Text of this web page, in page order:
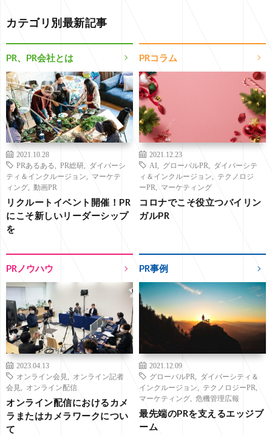
カテゴリ別最新記事
PR、PR会社とは
2021.10.28
PRあるある
PR総研
ダイバーシ
ティ＆インクルージョン
マーケテ
ィング
動画PR
リクルートイベント開催！PR
にこそ新しいリーダーシップ
を
PRコラム
2021.12.23
AI
グローバルPR
ダイバーシテ
ィ＆インクルージョン
テクノロジ
ーPR
マーケティング
コロナでこそ役立つバイリン
ガルPR
PRノウハウ
2023.04.13
オンライン会見
オンライン記者
会見
オンライン配信
オンライン配信におけるカメ
ラまたはカメラワークについ
て
PR事例
2021.12.09
グローバルPR
ダイバーシティ＆
インクルージョン
テクノロジーPR
マーケティング
危機管理広報
最先端のPRを支えるエッジブ
ーム